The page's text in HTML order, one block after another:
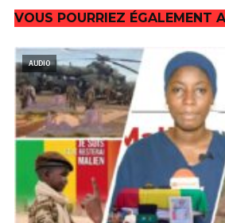
VOUS POURRIEZ ÉGALEMENT
AUDIO